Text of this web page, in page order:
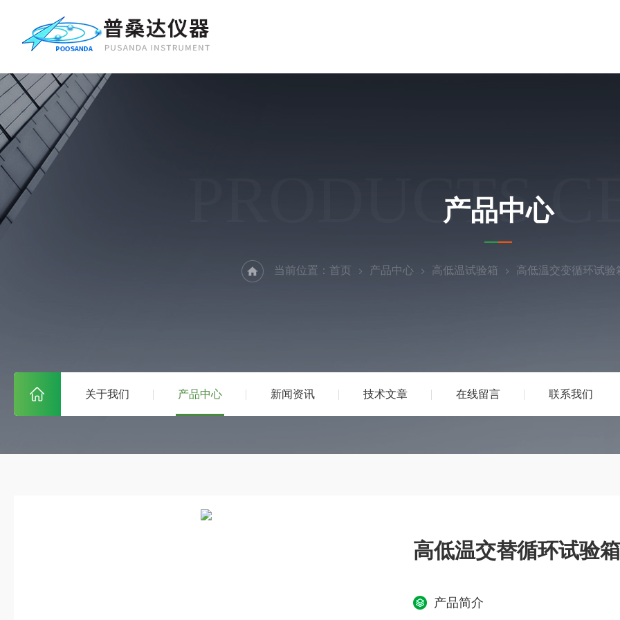
关于我们 产品中心 新闻资讯 技术文章 在线留言 联系我们
PRODUCTS
产品中心
当前位置： 首页 产品中心 高低温试验箱 高低温交变循环试验
高低温交替循环试验箱
产品简介